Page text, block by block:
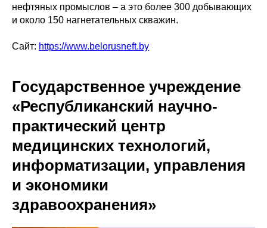
нефтяных промыслов – а это более 300 добывающих
и около 150 нагнетательных скважин.
Сайт: https://www.belorusneft.by
Государственное учреждение
«Республиканский научно-
практический центр
медицинских технологий,
информатизации, управления
и экономики
здравоохранения»